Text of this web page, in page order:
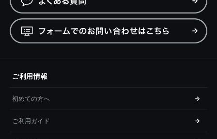
ご利用情報
初めての方へ
ご利用ガイド